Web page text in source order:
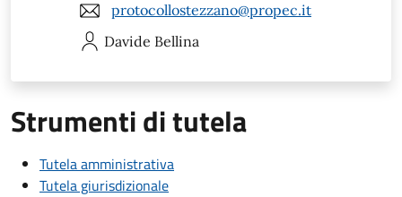
protocollostezzano@propec.it
Davide Bellina
Strumenti di tutela
Tutela amministrativa
Tutela giurisdizionale